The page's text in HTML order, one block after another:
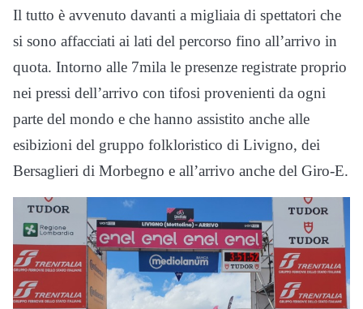
Il tutto è avvenuto davanti a migliaia di spettatori che
si sono affacciati ai lati del percorso fino all’arrivo in
quota. Intorno alle 7mila le presenze registrate proprio
nei pressi dell’arrivo con tifosi provenienti da ogni
parte del mondo e che hanno assistito anche alle
esibizioni del gruppo folkloristico di Livigno, dei
Bersaglieri di Morbegno e all’arrivo anche del Giro-E.